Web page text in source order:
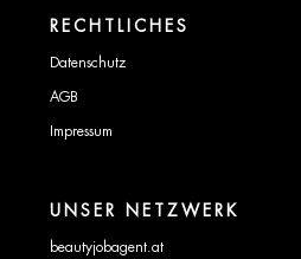
RECHTLICHES
Datenschutz
AGB
Impressum
UNSER NETZWERK
beautyjobagent.at